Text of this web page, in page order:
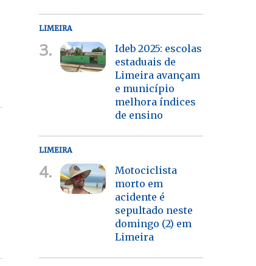
LIMEIRA
3.
Ideb 2025: escolas
estaduais de
Limeira avançam
e município
melhora índices
de ensino
LIMEIRA
4.
Motociclista
morto em
acidente é
sepultado neste
domingo (2) em
Limeira